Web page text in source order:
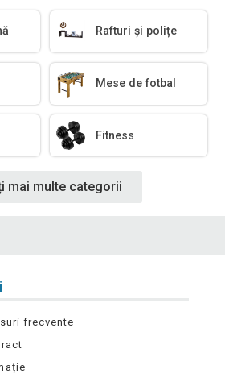
Rafturi și polițe
Mese de fotbal
Fitness
mai multe categorii
frecvente